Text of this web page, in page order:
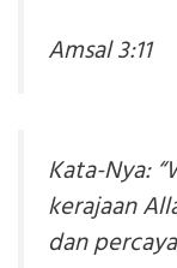
Amsal 3:11
Kata-Nya:
kerajaan
dan